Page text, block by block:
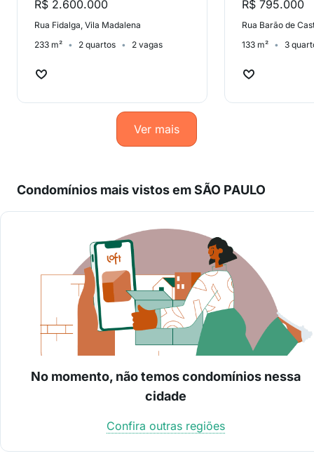
R$ 2.600.000
Rua Fidalga, Vila Madalena
233 m²
2 quartos 2 vagas
R$ 795.000
Rua Barão de
133 m²
3
Ver mais
Condomínios mais vistos em SÃO PAULO
No momento, não temos condomínios nessa
cidade
Confira outras regiões